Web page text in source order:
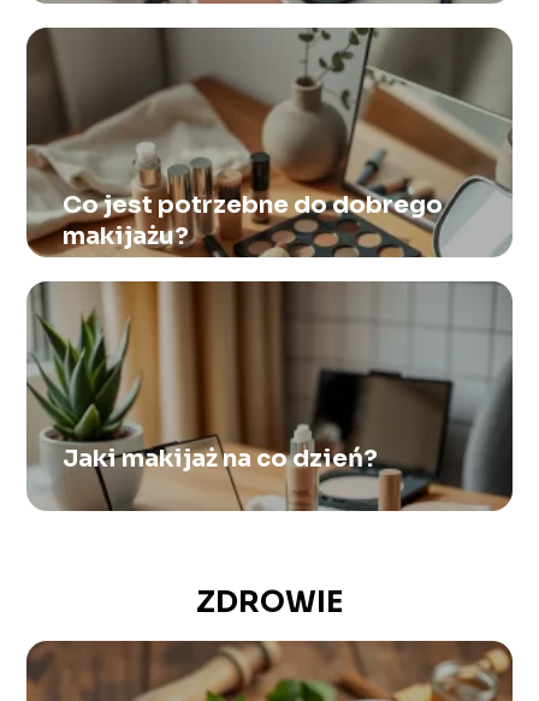
Co jest potrzebne do dobrego
makijażu?
Jaki makijaż na co dzień?
ZDROWIE